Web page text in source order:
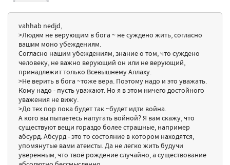
vahhab nedjd,
>Людям не верующим в бога ~ не суждено жить, согласно
вашим моно убеждениям.
Согласно нашим убеждениям, знание о том, что суждено
человеку, не важно верующий он или не верующий,
принадлежит только Всевышнему Аллаху.
>Не верить в бога ~тоже вера. Поэтому надо и это уважать.
Кому надо - пусть уважают. Но я в этом ничего достойного
уважения не вижу.
>До тех пор пока будет так ~будет идти война.
А кого вы пытаетесь напугать войной? Я вам скажу, что
существуют вещи гораздо более страшные, например
абсурд. Абсурд - это то состояние в котором находятся,
упомянутые вами атеисты. Да не легко жить будучи
уверенным, что твоё рождение случайно, а существование